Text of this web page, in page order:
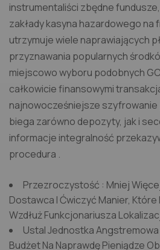
instrumentaliści zbędne
zakłady kasyna hazardowego na
utrzymuje wiele naprawiających
przyznawania popularnych
miejscowo wyboru podobnych
całkowicie finansowymi
najnowocześniejsze szyfrowanie
biega zarówno depozyty, jak i
informacje integralność
procedura .
Przezroczystość : Mniej
Dostawca I Ćwiczyć Manier,
Wzdłuż Funkcjonariusza
Ustal Jednostka
Budżet Na Naprawdę Pieniądze